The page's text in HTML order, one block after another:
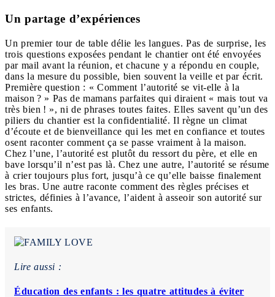
Un partage d’expériences
Un premier tour de table délie les langues. Pas de surprise, les
trois questions exposées pendant le chantier ont été envoyées
par mail avant la réunion, et chacune y a répondu en couple,
dans la mesure du possible, bien souvent la veille et par écrit.
Première question : « Comment l’autorité se vit-elle à la
maison ? » Pas de mamans parfaites qui diraient « mais tout va
très bien ! », ni de phrases toutes faites. Elles savent qu’un des
piliers du chantier est la confidentialité. Il règne un climat
d’écoute et de bienveillance qui les met en confiance et toutes
osent raconter comment ça se passe vraiment à la maison.
Chez l’une, l’autorité est plutôt du ressort du père, et elle en
bave lorsqu’il n’est pas là. Chez une autre, l’autorité se résume
à crier toujours plus fort, jusqu’à ce qu’elle baisse finalement
les bras. Une autre raconte comment des règles précises et
strictes, définies à l’avance, l’aident à asseoir son autorité sur
ses enfants.
Lire aussi :
Éducation des enfants : les quatre attitudes à éviter